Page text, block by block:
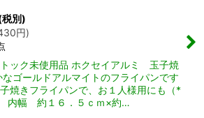
税別)
円)
ック未使用品 ホクセイアルミ 玉子焼
なゴールドアルマイトのフライパンです
焼きフライパンで、お１人様用にも（*
内幅 約１６．５ｃｍ×約…